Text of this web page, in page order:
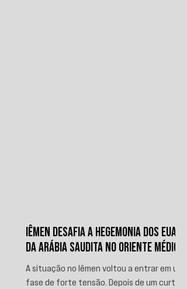
IÊMEN DESAFIA A HEGEMONIA DOS EUA E
DA ARÁBIA SAUDITA NO ORIENTE MÉDIO
A situação no Iêmen voltou a entrar em uma
fase de forte tensão. Depois de um curto